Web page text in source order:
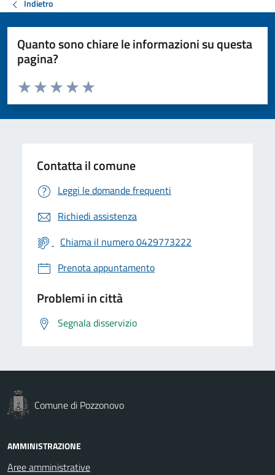
Indietro
Quanto sono chiare le informazioni su questa
pagina?
Valuta da 1 a 5 stelle la pagina
Valuta 5 stelle su 5
Valuta 4 stelle su 5
Valuta 3 stelle su 5
Valuta 2 stelle su 5
Valuta 1 stelle su 5
Contatta il comune
Leggi le domande frequenti
Richiedi assistenza
Chiama il numero 0429773222
Prenota appuntamento
Problemi in città
Segnala disservizio
Comune di Pozzonovo
AMMINISTRAZIONE
Aree amministrative